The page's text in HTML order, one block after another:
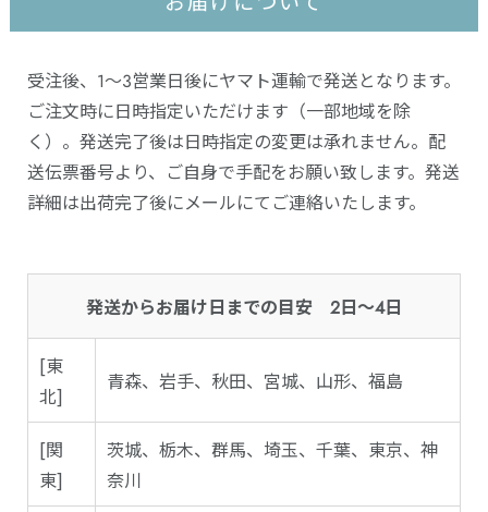
受注後、1～3営業日後にヤマト運輸で発送となります。
ご注文時に日時指定いただけます（一部地域を除
く）。発送完了後は日時指定の変更は承れません。配
送伝票番号より、ご自身で手配をお願い致します。発送
詳細は出荷完了後にメールにてご連絡いたします。
発送からお届け日までの目安 2日～4日
[東
北]
青森、岩手、秋田、宮城、山形、福島
[関
東]
茨城、栃木、群馬、埼玉、千葉、東京、神
奈川